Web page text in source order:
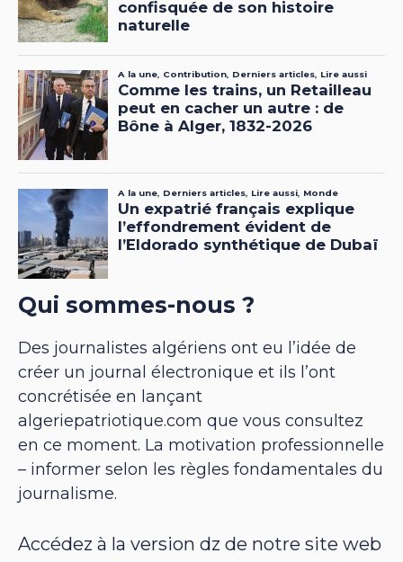
Qui sommes-nous ?
Des journalistes algériens ont eu l’idée de
créer un journal électronique et ils l’ont
concrétisée en lançant
algeriepatriotique.com que vous consultez
en ce moment. La motivation professionnelle
– informer selon les règles fondamentales du
journalisme.
Accédez à la version dz de notre site web